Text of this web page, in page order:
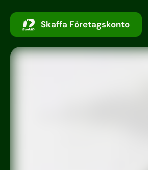
Skaffa Företagskonto